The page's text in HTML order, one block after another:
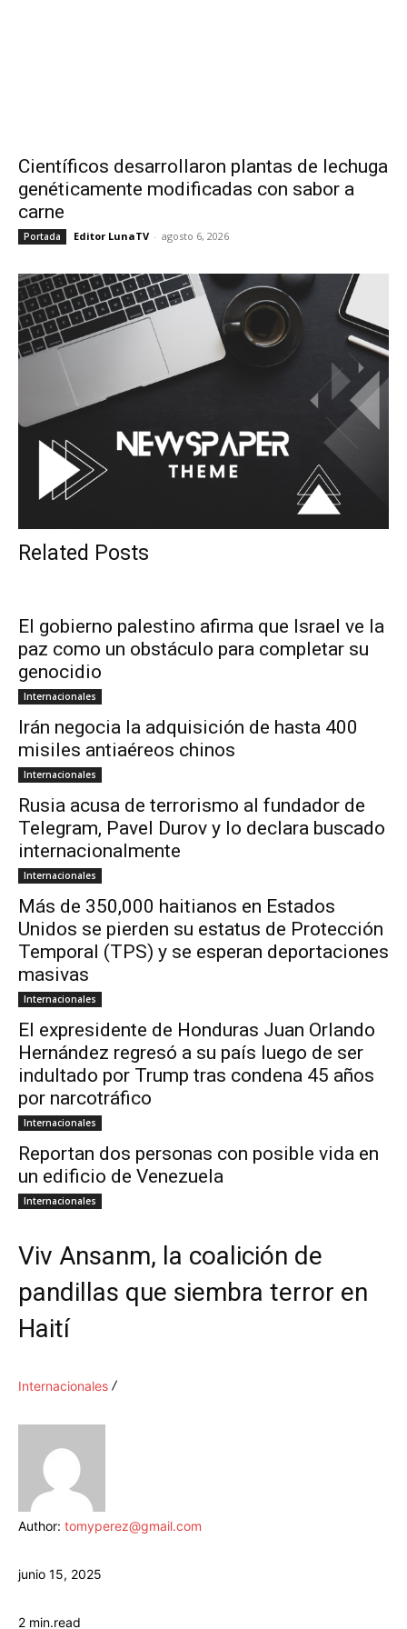
Científicos desarrollaron plantas de lechuga
genéticamente modificadas con sabor a
carne
Portada Editor LunaTV - agosto 6, 2026
Related Posts
El gobierno palestino afirma que Israel ve la
paz como un obstáculo para completar su
genocidio
Internacionales
Irán negocia la adquisición de hasta 400
misiles antiaéreos chinos
Internacionales
Rusia acusa de terrorismo al fundador de
Telegram, Pavel Durov y lo declara buscado
internacionalmente
Internacionales
Más de 350,000 haitianos en Estados
Unidos se pierden su estatus de Protección
Temporal (TPS) y se esperan deportaciones
masivas
Internacionales
El expresidente de Honduras Juan Orlando
Hernández regresó a su país luego de ser
indultado por Trump tras condena 45 años
por narcotráfico
Internacionales
Reportan dos personas con posible vida en
un edificio de Venezuela
Internacionales
Viv Ansanm, la coalición de
pandillas que siembra terror en
Haití
Internacionales
Author: tomyperez@gmail.com
junio 15, 2025
2 min.read